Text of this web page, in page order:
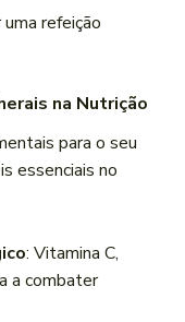
refeição
na Nutrição
para o seu
essenciais no
: Vitamina C,
a combater